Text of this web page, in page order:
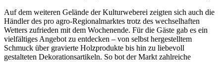
Auf dem weiteren Gelände der Kulturweberei zeigten sich auch die
Händler des pro agro-Regionalmarktes trotz des wechselhaften
Wetters zufrieden mit dem Wochenende. Für die Gäste gab es ein
vielfältiges Angebot zu entdecken – von selbst hergestelltem
Schmuck über gravierte Holzprodukte bis hin zu liebevoll
gestalteten Dekorationsartikeln. So bot der Markt zahlreiche